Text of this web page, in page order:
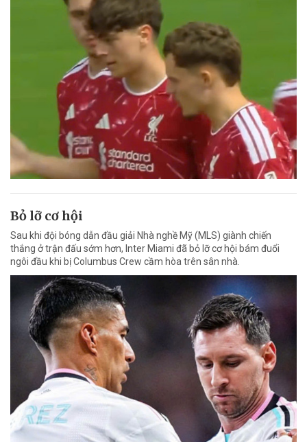
Bỏ lỡ cơ hội
Sau khi đội bóng dẫn đầu giải Nhà nghề Mỹ (MLS) giành chiến
thắng ở trận đấu sớm hơn, Inter Miami đã bỏ lỡ cơ hội bám đuổi
ngôi đầu khi bị Columbus Crew cầm hòa trên sân nhà.